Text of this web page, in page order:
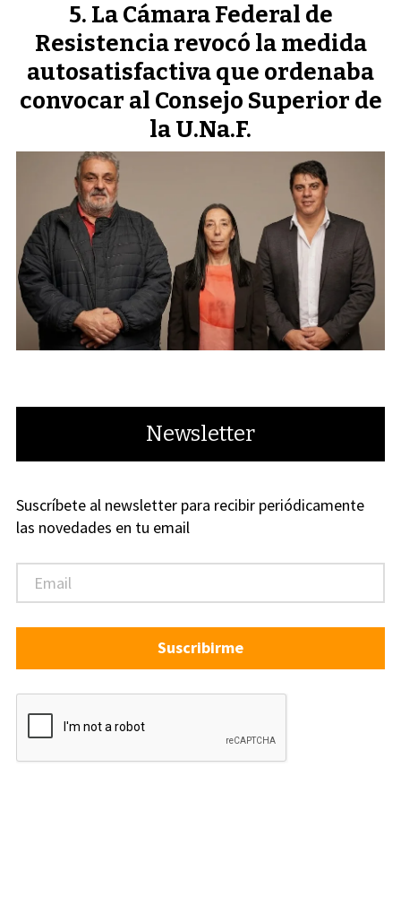
La Cámara Federal de
Resistencia revocó la medida
autosatisfactiva que ordenaba
convocar al Consejo Superior de
la U.Na.F.
Newsletter
Suscríbete al newsletter para recibir periódicamente
las novedades en tu email
Suscribirme